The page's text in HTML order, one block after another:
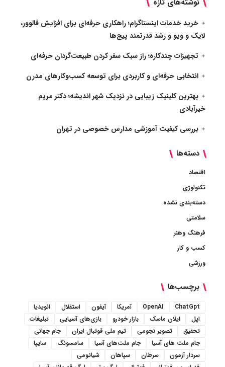
نوشته‌های تازه
خرید خدمات اینستاگرام؛ راهکاری حرفه‌ای برای افزایش فالوور،
لایک و ویو و رشد قدرتمند پیج‌ها
تجهیزات چندکاره؛ راز سبک سفر کردن طبیعت‌گردان حرفه‌ای
انتخابی حرفه‌ای و کاربردی برای توسعه کسب‌وکارهای مدرن
بهترین کلینیک زیبایی در نزدیک شهر اندیشه؛ دکتر مریم
خیرآبادی
بررسی کیفیت آموزشی مدارس خصوصی در تهران
دسته‌ها
اقتصاد
تکنولوژی
دسته‌بندی نشده
سلامتی
فرهنگ وهنر
کسب و کار
ورزشی
برچسب‌ها
ChatGpt
OpenAI آمریکا آیفون استقلال
انویدیا
اپل
ایلان ماسک بازار خودرو بازی‌های آسیایی
تبلیغات
تحقیق
تصویر نجومی تیم ملی فوتبال ایران
جام جهانی
جام ملت های آسیا
جام ملت‌های آسیا سامسونگ
سایپا
سردار آزمون
سرطان سپاهان
شیائومی